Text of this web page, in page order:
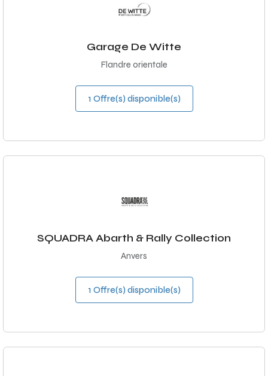
Garage De Witte
Flandre orientale
1 Offre(s) disponible(s)
SQUADRA Abarth & Rally Collection
Anvers
1 Offre(s) disponible(s)